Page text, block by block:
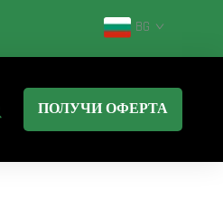
BG
ПОЛУЧИ ОФЕРТА